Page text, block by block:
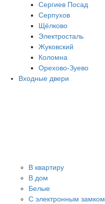
Сергиев Посад
Серпухов
Щёлково
Электросталь
Жуковский
Коломна
Орехово-Зуево
Входные двери
В квартиру
В дом
Белые
С электронным замком